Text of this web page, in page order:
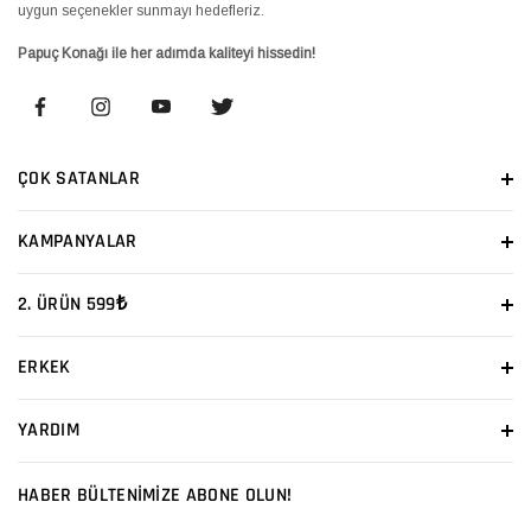
uygun seçenekler sunmayı hedefleriz.
Papuç Konağı ile her adımda kaliteyi hissedin!
ÇOK SATANLAR
KAMPANYALAR
2. ÜRÜN 599₺
ERKEK
YARDIM
HABER BÜLTENİMİZE ABONE OLUN!